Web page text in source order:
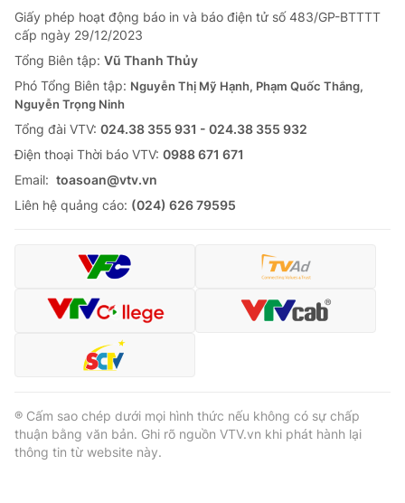
Giấy phép hoạt động báo in và báo điện tử số 483/GP-BTTTT
cấp ngày 29/12/2023
Tổng Biên tập: Vũ Thanh Thủy
Phó Tổng Biên tập: Nguyễn Thị Mỹ Hạnh, Phạm Quốc Thắng,
Nguyễn Trọng Ninh
Tổng đài VTV: 024.38 355 931 - 024.38 355 932
Ðiện thoại Thời báo VTV: 0988 671 671
Email: toasoan@vtv.vn
Liên hệ quảng cáo: (024) 626 79595
® Cấm sao chép dưới mọi hình thức nếu không có sự chấp
thuận bằng văn bản. Ghi rõ nguồn VTV.vn khi phát hành lại
thông tin từ website này.